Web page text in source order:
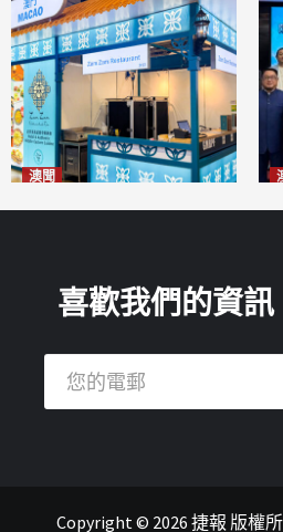
澳聞
喜歡我們的資訊
Copyright © 2026 捷報 版權